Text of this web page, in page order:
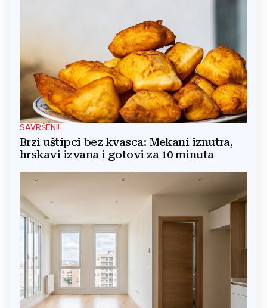
SAVRŠENI!
Brzi uštipci bez kvasca: Mekani iznutra,
hrskavi izvana i gotovi za 10 minuta